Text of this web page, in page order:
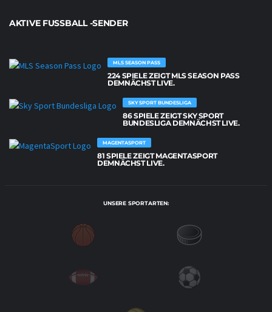
AKTIVE FUSSBALL -SENDER
MLS SEASON PASS
224 SPIELE ZEIGT MLS SEASON PASS
DEMNÄCHST LIVE.
SKY SPORT BUNDESLIGA
86 SPIELE ZEIGT SKY SPORT
BUNDESLIGA DEMNÄCHST LIVE.
MAGENTASPORT
81 SPIELE ZEIGT MAGENTASPORT
DEMNÄCHST LIVE.
UNSERE SPORTARTEN: